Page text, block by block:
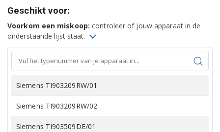
Geschikt voor:
Voorkom een miskoop: controleer of jouw apparaat in de
onderstaande lijst staat.
Siemens TI903209RW/01
Siemens TI903209RW/02
Siemens TI903509DE/01